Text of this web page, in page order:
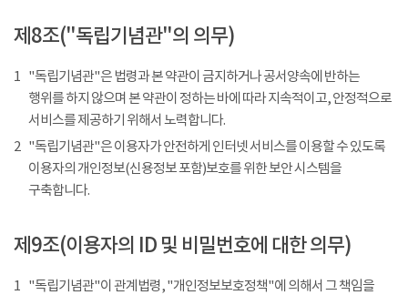
제8조("독립기념관"의 의무)
1 "독립기념관"은 법령과 본 약관이 금지하거나 공서양속에 반하는
행위를 하지 않으며 본 약관이 정하는 바에 따라 지속적이고, 안정적으로
서비스를 제공하기 위해서 노력합니다.
2 "독립기념관"은 이용자가 안전하게 인터넷 서비스를 이용할 수 있도록
이용자의 개인정보(신용정보 포함)보호를 위한 보안 시스템을
구축합니다.
제9조(이용자의 ID 및 비밀번호에 대한 의무)
1 "독립기념관"이 관계법령, "개인정보보호정책"에 의해서 그 책임을